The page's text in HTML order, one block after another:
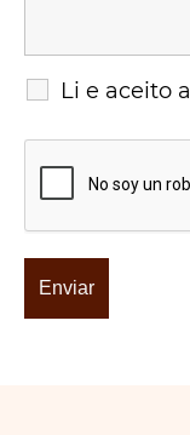
Li e aceito a